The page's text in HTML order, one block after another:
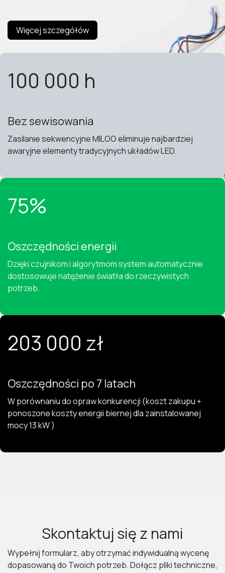
Więcej szczegółów
100 000 h
Bez sewisowania
Zasilanie sekwencyjne MILOO eliminuje najbardziej
awaryjne elementy tradycyjnych układów LED.
75%
Oszczędności energii
Dzięki czujnikom i algorytmom system automatycznie
dostosowuje natężenie światła do rzeczywistych
potrzeb.
203 000 zł
Oszczędności po 7 latach
W porównaniu do opraw konkurencji (koszt zakupu +
ponoszone koszty energii biernej dla zainstalowanej
mocy 13 kW )
Skontaktuj się z nami
Wypełnij formularz, aby otrzymać indywidualną wycenę
dopasowaną do Twoich potrzeb. Dołącz pliki techniczne,